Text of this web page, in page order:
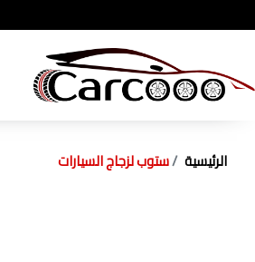
الرئيسية ستوب لزجاج السيارات